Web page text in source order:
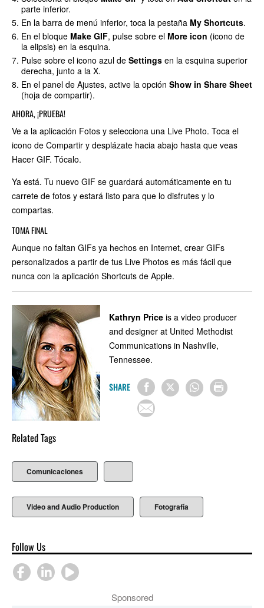
parte inferior.
En la barra de menú inferior, toca la pestaña My Shortcuts.
En el bloque Make GIF, pulse sobre el More icon (icono de
la elipsis) en la esquina.
Pulse sobre el icono azul de Settings en la esquina superior
derecha, junto a la X.
En el panel de Ajustes, active la opción Show in Share Sheet
(hoja de compartir).
AHORA, ¡PRUEBA!
Ve a la aplicación Fotos y selecciona una Live Photo. Toca el
icono de Compartir y desplázate hacia abajo hasta que veas
Hacer GIF. Tócalo.
Ya está. Tu nuevo GIF se guardará automáticamente en tu
carrete de fotos y estará listo para que lo disfrutes y lo
compartas.
TOMA FINAL
Aunque no faltan GIFs ya hechos en Internet, crear GIFs
personalizados a partir de tus Live Photos es más fácil que
nunca con la aplicación Shortcuts de Apple.
Kathryn Price is a video producer
and designer at United Methodist
Communications in Nashville,
Tennessee.
SHARE
Related Tags
Comunicaciones
Video and Audio Production Fotografía
Follow Us
Sponsored